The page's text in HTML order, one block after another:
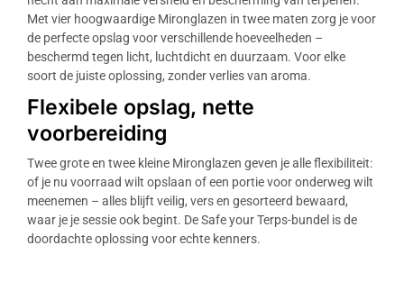
Met vier hoogwaardige Mironglazen in twee maten zorg je voor
de perfecte opslag voor verschillende hoeveelheden –
beschermd tegen licht, luchtdicht en duurzaam. Voor elke
soort de juiste oplossing, zonder verlies van aroma.
Flexibele opslag, nette
voorbereiding
Twee grote en twee kleine Mironglazen geven je alle flexibiliteit:
of je nu voorraad wilt opslaan of een portie voor onderweg wilt
meenemen – alles blijft veilig, vers en gesorteerd bewaard,
waar je je sessie ook begint. De Safe your Terps-bundel is de
doordachte oplossing voor echte kenners.